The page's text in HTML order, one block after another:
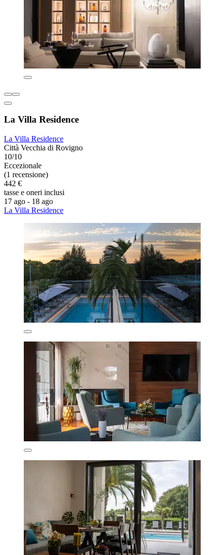
La Villa Residence
La Villa Residence
Città Vecchia di Rovigno
10/10
Eccezionale
(1 recensione)
442 €
tasse e oneri inclusi
17 ago - 18 ago
La Villa Residence